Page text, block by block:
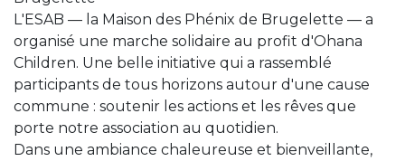
L'ESAB — la Maison des Phénix de Brugelette — a
organisé une marche solidaire au profit d'Ohana
Children. Une belle initiative qui a rassemblé
participants de tous horizons autour d'une cause
commune : soutenir les actions et les rêves que
porte notre association au quotidien.
Dans une ambiance chaleureuse et bienveillante,